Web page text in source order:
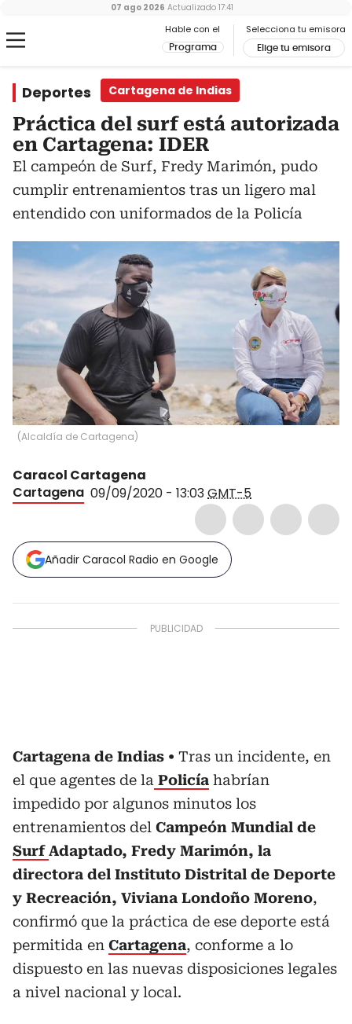
Hable con el
Programa
Selecciona tu emisora
Elige tu emisora
07 ago 2026 Actualizado 17:41
Deportes Cartagena de Indias
Práctica del surf está autorizada
en Cartagena: IDER
El campeón de Surf, Fredy Marimón, pudo
cumplir entrenamientos tras un ligero mal
entendido con uniformados de la Policía
(Alcaldía de Cartagena)
Caracol Cartagena
Cartagena 09/09/2020 - 13:03GMT-5
Añadir Caracol Radio en Google
Cartagena de Indias
Tras un incidente, en
el que agentes de la Policía habrían
impedido por algunos minutos los
entrenamientos del Campeón Mundial de
SurfAdaptado, Fredy Marimón, la
directora del Instituto Distrital de Deporte
y Recreación, Viviana Londoño Moreno,
confirmó que la práctica de ese deporte está
permitida en Cartagena, conforme a lo
dispuesto en las nuevas disposiciones legales
a nivel nacional y local.